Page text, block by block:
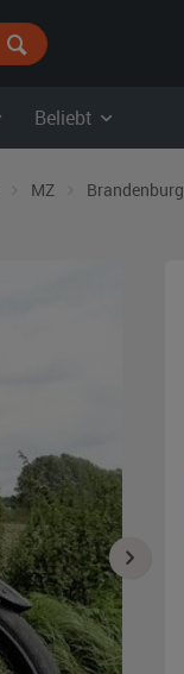
Beliebt
MZ Brandenburg